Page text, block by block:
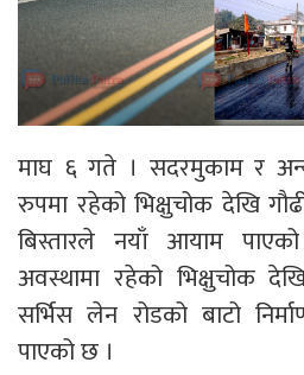
माघ ६ गते । सदरमुकाम र
रुपमा रहेको भिक्षुचोक देखि
बिस्तारले नयाँ आयाम
अवस्थामा रहेको भिक्षुचोक
सर्भिस लेन रोडको बाटो
पाएको छ ।